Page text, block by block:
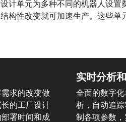
计单元为多种不同的机器人设置
构性改变就可加速生产。这些单
求的改变做
的工厂设计
署时间和成
实时分析
全面的数字
析，自动追
制各项参数，